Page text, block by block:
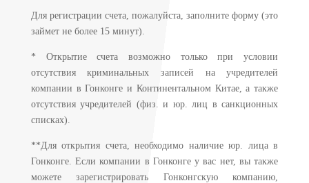
Для регистрации счета, пожалуйста, заполните форму (это
займет не более 15 минут).
* Открытие счета возможно только при условии
отсутствия криминальных записей на учредителей
компании в Гонконге и Континентальном Китае, а также
отсутствия учредителей (физ. и юр. лиц в санкционных
списках).
**Для открытия счета, необходимо наличие юр. лица в
Гонконге. Если компании в Гонконге у вас нет, вы также
можете зарегистрировать Гонконгскую компанию,